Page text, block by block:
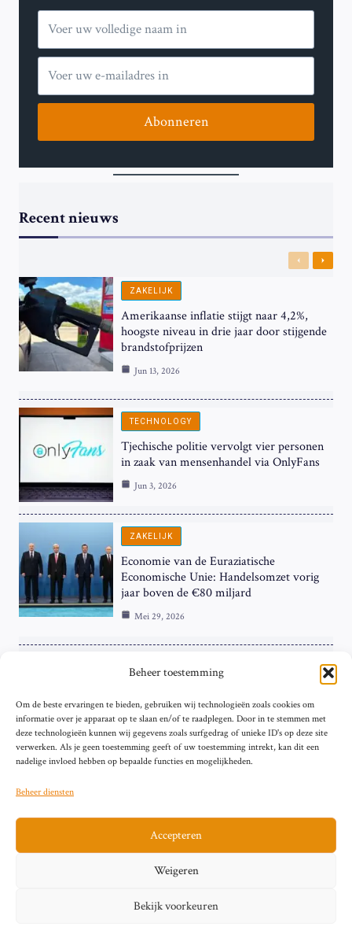
Beheer toestemming
Om de beste ervaringen te bieden, gebruiken wij technologieën zoals cookies om
informatie over je apparaat op te slaan en/of te raadplegen. Door in te stemmen met
deze technologieën kunnen wij gegevens zoals surfgedrag of unieke ID's op deze site
verwerken. Als je geen toestemming geeft of uw toestemming intrekt, kan dit een
nadelige invloed hebben op bepaalde functies en mogelijkheden.
Beheer diensten
Accepteren
Weigeren
Bekijk voorkeuren
Abonneren
Recent nieuws
Previous
Next
ZAKELIJK
Amerikaanse inflatie stijgt naar 4,2%,
hoogste niveau in drie jaar door stijgende
brandstofprijzen
Jun 13, 2026
TECHNOLOGY
Tjechische politie vervolgt vier personen
in zaak van mensenhandel via OnlyFans
Jun 3, 2026
ZAKELIJK
Economie van de Euraziatische
Economische Unie: Handelsomzet vorig
jaar boven de €80 miljard
Mei 29, 2026
ZAKELIJK
Hardnekkige Inflatie bij de ‘Grote Vier’
van de Eurozone
Mei 29, 2026
Sitemap Contact Privacybeleid (EU)
Impressum
Cookiebeleid (EU)